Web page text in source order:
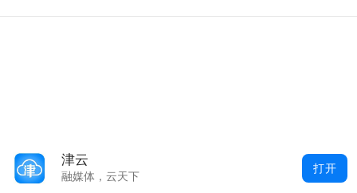
津云
融媒体，云天下
打开